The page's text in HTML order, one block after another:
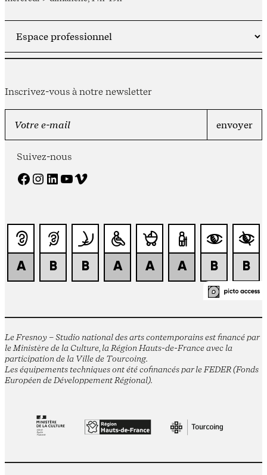
Inscrivez-vous à notre newsletter
Suivez-nous
Facebook Instagram LinkedIn YouTube Vimeo
Le Fresnoy – Studio national des arts contemporains est financé par
le Ministère de la Culture, la Région Hauts-de-France avec la
participation de la Ville de Tourcoing.
Les équipements techniques ont été cofinancés par le FEDER (Fonds
Européen de Développement Régional).